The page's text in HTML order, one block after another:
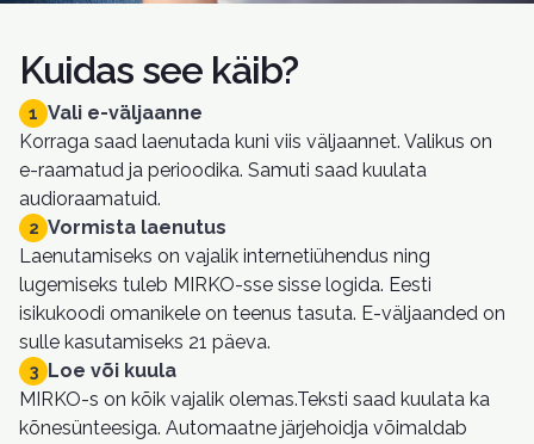
Kuidas see käib?
1 Vali e-väljaanne
Korraga saad laenutada kuni viis väljaannet. Valikus on
e-raamatud ja perioodika. Samuti saad kuulata
audioraamatuid.
2 Vormista laenutus
Laenutamiseks on vajalik internetiühendus ning
lugemiseks tuleb MIRKO-sse sisse logida. Eesti
isikukoodi omanikele on teenus tasuta. E-väljaanded on
sulle kasutamiseks 21 päeva.
3 Loe või kuula
MIRKO-s on kõik vajalik olemas.Teksti saad kuulata ka
kõnesünteesiga. Automaatne järjehoidja võimaldab